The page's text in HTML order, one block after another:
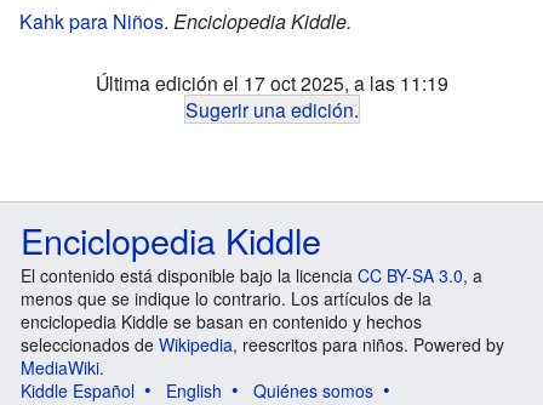
Kahk para Niños. Enciclopedia Kiddle.
Última edición el 17 oct 2025, a las 11:19
Sugerir una edición.
Enciclopedia Kiddle
El contenido está disponible bajo la licencia CC BY-SA 3.0, a
menos que se indique lo contrario. Los artículos de la
enciclopedia Kiddle se basan en contenido y hechos
seleccionados de Wikipedia, reescritos para niños. Powered by
MediaWiki.
Kiddle Español
English
Quiénes somos